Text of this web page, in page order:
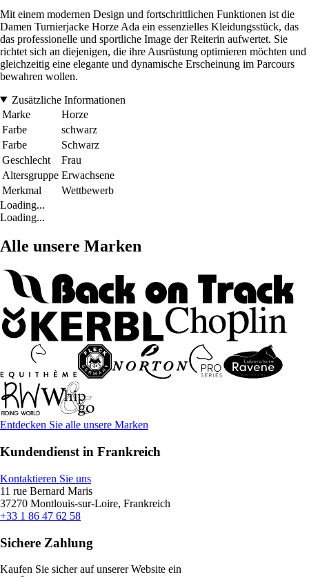
Mit einem modernen Design und fortschrittlichen Funktionen ist die
Damen Turnierjacke Horze Ada ein essenzielles Kleidungsstück, das
das professionelle und sportliche Image der Reiterin aufwertet. Sie
richtet sich an diejenigen, die ihre Ausrüstung optimieren möchten und
gleichzeitig eine elegante und dynamische Erscheinung im Parcours
bewahren wollen.
Zusätzliche Informationen
Marke
Horze
Farbe
schwarz
Farbe
Schwarz
Geschlecht
Frau
Altersgruppe Erwachsene
Merkmal
Wettbewerb
Loading...
Loading...
Alle unsere Marken
Entdecken Sie alle unsere Marken
Kundendienst in Frankreich
Kontaktieren Sie uns
11 rue Bernard Maris
37270 Montlouis-sur-Loire, Frankreich
+33 1 86 47 62 58
Sichere Zahlung
Kaufen Sie sicher auf unserer Website ein